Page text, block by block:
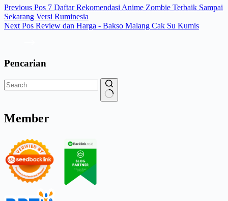
Previous Pos 7 Daftar Rekomendasi Anime Zombie Terbaik Sampai
Sekarang Versi Ruminesia
Next Pos Review dan Harga - Bakso Malang Cak Su Kumis
Pencarian
Member